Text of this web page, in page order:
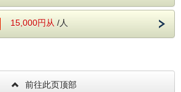
温泉的七个特点□■□
5分钟内进入浴缸
！ !!!!
减少到1/10）
（不加热）
15,000円从 /人
前往此页顶部